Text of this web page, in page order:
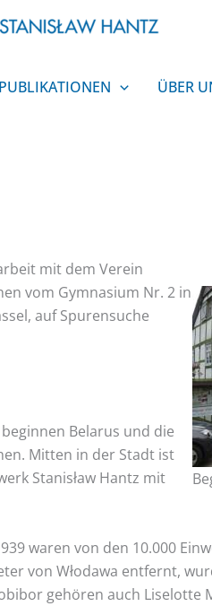
PUBLIKATIONEN ÜBER
mit dem Verein
vom Gymnasium Nr. 2 in
auf Spurensuche
Belarus und die
Mitten in der Stadt ist
Stanisław Hantz mit
waren von den 10.000
von Włodawa entfernt,
gehören auch